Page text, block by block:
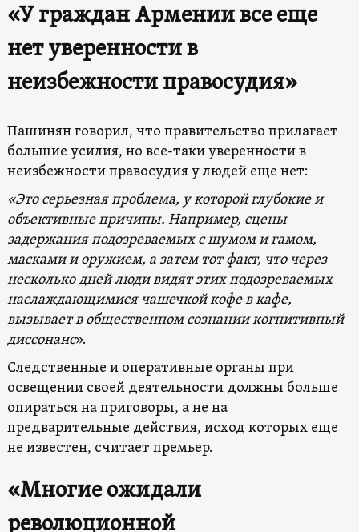
«У граждан Армении все еще
нет уверенности в
неизбежности правосудия»
Пашинян говорил, что правительство прилагает
большие усилия, но все-таки уверенности в
неизбежности правосудия у людей еще нет:
«Это серьезная проблема, у которой глубокие и
объективные причины. Например, сцены
задержания подозреваемых с шумом и гамом,
масками и оружием, а затем тот факт, что через
несколько дней люди видят этих подозреваемых
наслаждающимися чашечкой кофе в кафе,
вызывает в общественном сознаниикогнитивный
диссонанс».
Следственные и оперативные органы при
освещении своей деятельности должны больше
опираться на приговоры, а не на
предварительные действия, исход которых еще
не известен, считает премьер.
«Многие ожидали
революционной